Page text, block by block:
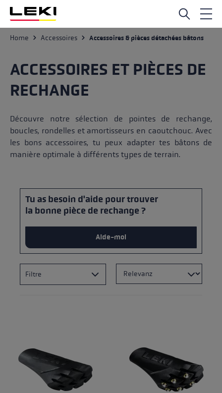
Passer au contenu principal
Home Accessoires Accessoires & pièces détachées bâtons
ACCESSOIRES ET PIÈCES DE
RECHANGE
Découvre notre sélection de pointes de rechange,
boucles, rondelles et amortisseurs en caoutchouc. Avec
les bons accessoires, tu peux adapter tes bâtons de
manière optimale à différents types de terrain.
Tu as besoin d'aide pour trouver
la bonne pièce de rechange ?
Aide-moi
Filtre